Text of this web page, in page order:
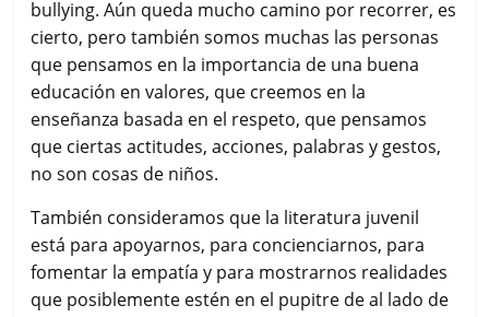
bullying. Aún queda mucho camino por recorrer, es
cierto, pero también somos muchas las personas
que pensamos en la importancia de una buena
educación en valores, que creemos en la
enseñanza basada en el respeto, que pensamos
que ciertas actitudes, acciones, palabras y gestos,
no son cosas de niños.
También consideramos que la literatura juvenil
está para apoyarnos, para concienciarnos, para
fomentar la empatía y para mostrarnos realidades
que posiblemente estén en el pupitre de al lado de